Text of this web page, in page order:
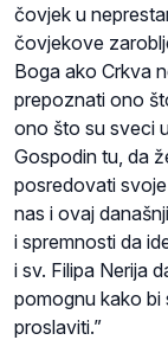
čovjek u
čovjekove
Boga ako Crkva
prepoznati ono
ono što su sveci
Gospodin tu, da
posredovati
nas i ovaj
i spremnosti da
i sv. Filipa Nerija
pomognu kako bi
proslaviti.”